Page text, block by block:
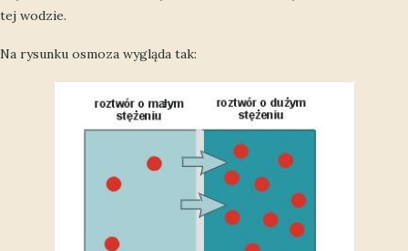
tej wodzie.
Na rysunku osmoza wygląda tak: